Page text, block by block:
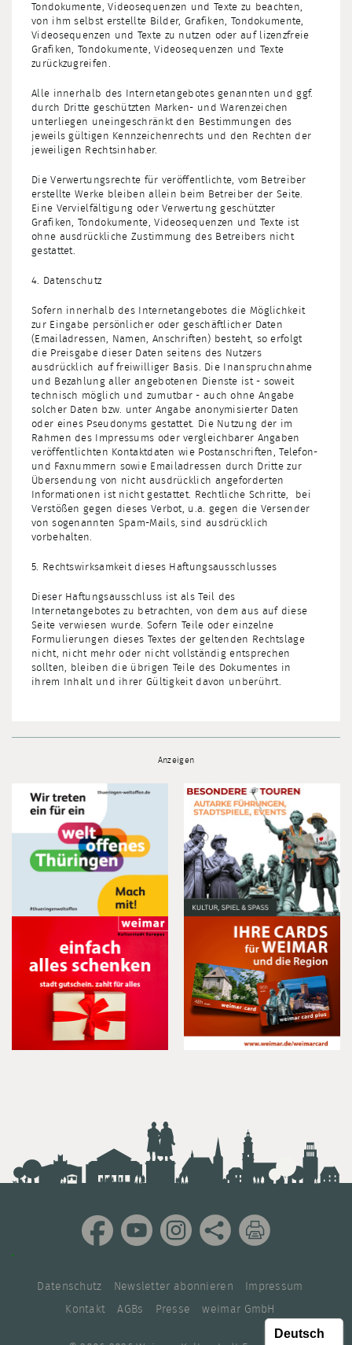
Tondokumente, Videosequenzen und Texte zu beachten,
von ihm selbst erstellte Bilder, Grafiken, Tondokumente,
Videosequenzen und Texte zu nutzen oder auf lizenzfreie
Grafiken, Tondokumente, Videosequenzen und Texte
zurückzugreifen.
Alle innerhalb des Internetangebotes genannten und ggf.
durch Dritte geschützten Marken- und Warenzeichen
unterliegen uneingeschränkt den Bestimmungen des
jeweils gültigen Kennzeichenrechts und den Rechten der
jeweiligen Rechtsinhaber.
Die Verwertungsrechte für veröffentlichte, vom Betreiber
erstellte Werke bleiben allein beim Betreiber der Seite.
Eine Vervielfältigung oder Verwertung geschützter
Grafiken, Tondokumente, Videosequenzen und Texte ist
ohne ausdrückliche Zustimmung des Betreibers nicht
gestattet.
4. Datenschutz
Sofern innerhalb des Internetangebotes die Möglichkeit
zur Eingabe persönlicher oder geschäftlicher Daten
(Emailadressen, Namen, Anschriften) besteht, so erfolgt
die Preisgabe dieser Daten seitens des Nutzers
ausdrücklich auf freiwilliger Basis. Die Inanspruchnahme
und Bezahlung aller angebotenen Dienste ist - soweit
technisch möglich und zumutbar - auch ohne Angabe
solcher Daten bzw. unter Angabe anonymisierter Daten
oder eines Pseudonyms gestattet. Die Nutzung der im
Rahmen des Impressums oder vergleichbarer Angaben
veröffentlichten Kontaktdaten wie Postanschriften, Telefon-
und Faxnummern sowie Emailadressen durch Dritte zur
Übersendung von nicht ausdrücklich angeforderten
Informationen ist nicht gestattet. Rechtliche Schritte, bei
Verstößen gegen dieses Verbot, u.a. gegen die Versender
von sogenannten Spam-Mails, sind ausdrücklich
vorbehalten.
5. Rechtswirksamkeit dieses Haftungsausschlusses
Dieser Haftungsausschluss ist als Teil des
Internetangebotes zu betrachten, von dem aus auf diese
Seite verwiesen wurde. Sofern Teile oder einzelne
Formulierungen dieses Textes der geltenden Rechtslage
nicht, nicht mehr oder nicht vollständig entsprechen
sollten, bleiben die übrigen Teile des Dokumentes in
ihrem Inhalt und ihrer Gültigkeit davon unberührt.
Anzeigen
Datenschutz Newsletter abonnieren Impressum
Kontakt AGBs Presse weimar GmbH